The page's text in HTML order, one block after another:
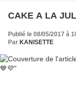
CAKE A LA
Publié le 08/05/2017 à
Par KANISETTE